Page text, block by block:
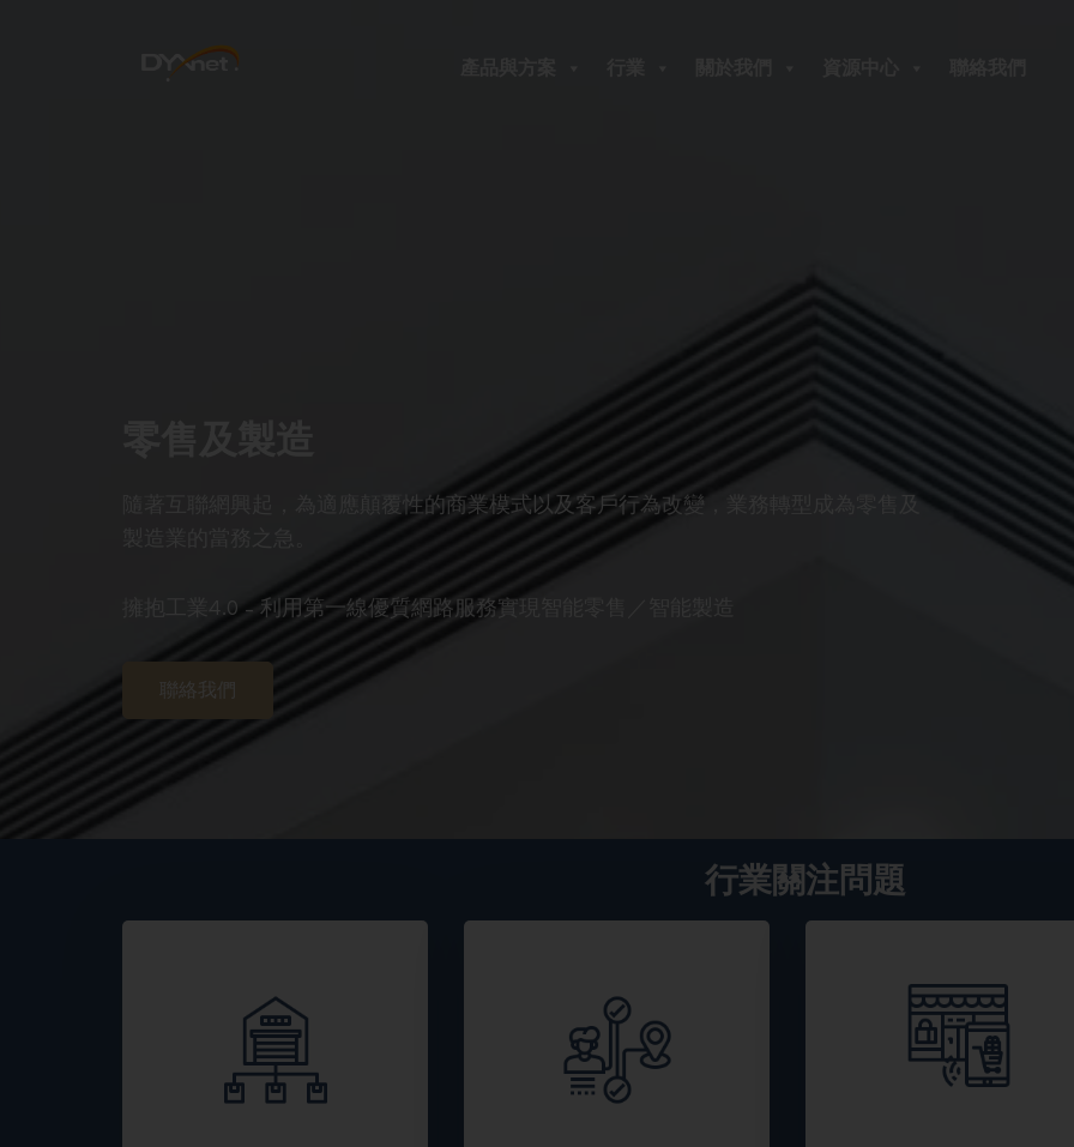
隨著互聯網興起，為適應顛覆性的商業模式以及客戶行為改變，業務轉型成為零售及
擁抱工業4.0 – 利用第一線優質網路服務實現智能零售／智能製造
聯絡我們
行業關注問題